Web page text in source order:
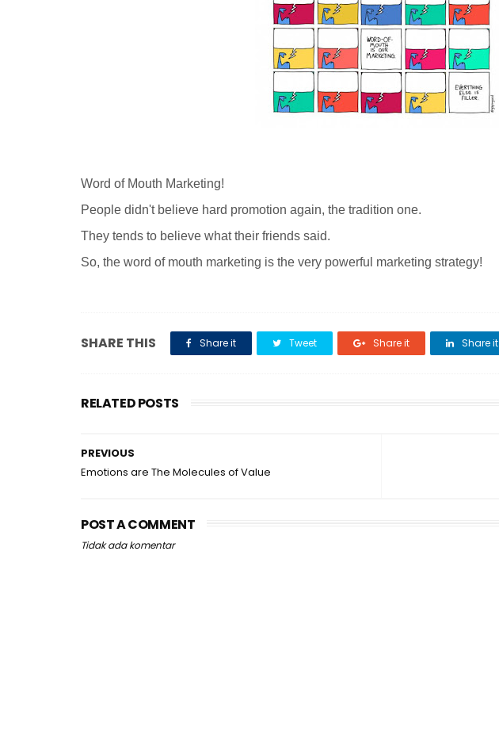
Word of Mouth Marketing!
People didn't believe hard promotion again, the tradition one.
They tends to believe what their friends said.
So, the word of mouth marketing is the very powerful marketing strategy!
SHARE THIS Share it Tweet Share it Share it
RELATED POSTS
PREVIOUS
Emotions are The Molecules of Value
POST A COMMENT
Tidak ada komentar